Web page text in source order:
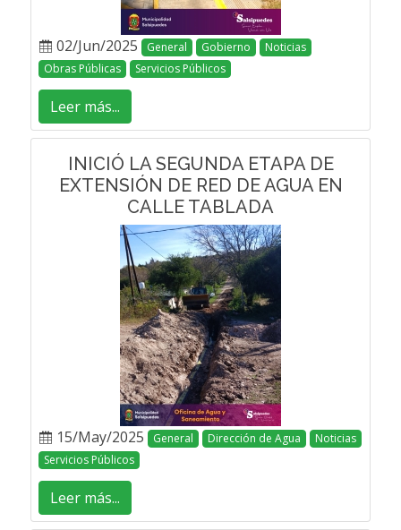
02/Jun/2025 General Gobierno
Noticias
Obras Públicas
Servicios Públicos
Leer más...
INICIÓ LA SEGUNDA ETAPA DE
EXTENSIÓN DE RED DE AGUA EN
CALLE TABLADA
15/May/2025 General Dirección de Agua
Noticias
Servicios Públicos
Leer más...